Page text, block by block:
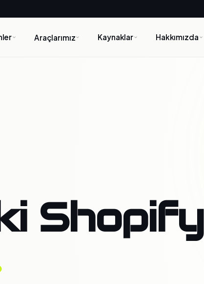
Araçlarımız Kaynaklar Hakkımızda
Shopify